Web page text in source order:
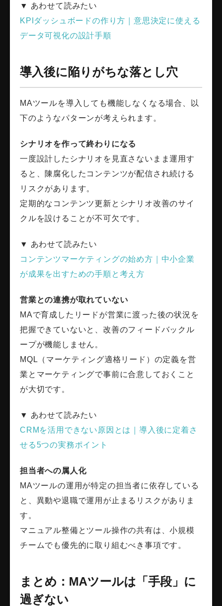
▼ あわせて読みたい
KPIダッシュボードの作り方｜意思決定に使える
データ可視化の設計手順
導入後に陥りがちな落とし穴
MAツールを導入しても機能しなくなる場合、以
下のようなパターンが考えられます。
シナリオを作って終わりになる
一度設計したシナリオを見直さないまま運用す
ると、陳腐化したコンテンツが配信され続ける
リスクがあります。
定期的なコンテンツ更新とシナリオ改善のサイ
クルを設けることが不可欠です。
▼ あわせて読みたい
コンテンツマーケティングの始め方｜中小企業
が成果を出すための手順と考え方
営業との連携が取れていない
MAで育成したリードが営業に渡った後の状況を
把握できていないと、改善のフィードバックル
ープが機能しません。
MQL（マーケティング適格リード）の定義を営
業とマーケティングで事前に合意しておくこと
が大切です。
▼ あわせて読みたい
CRMを活用できない原因とは｜導入後に定着さ
せる5つの実務ポイント
担当者への属人化
MAツールの運用が特定の担当者に依存している
と、異動や退職で運用が止まるリスクがありま
す。
マニュアル整備とツール操作の共有は、小規模
チームでも優先的に取り組むべき事項です。
まとめ：MAツールは「手段」に
過ぎない